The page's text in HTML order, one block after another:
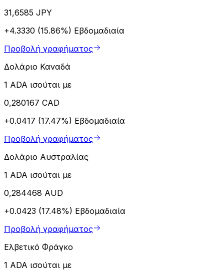
31,6585 JPY
+4.3330 (15.86%) Εβδομαδιαία
Προβολή γραφήματος
Δολάριο Καναδά
1 ADA ισούται με
0,280167 CAD
+0.0417 (17.47%) Εβδομαδιαία
Προβολή γραφήματος
Δολάριο Αυστραλίας
1 ADA ισούται με
0,284468 AUD
+0.0423 (17.48%) Εβδομαδιαία
Προβολή γραφήματος
Ελβετικό Φράγκο
1 ADA ισούται με